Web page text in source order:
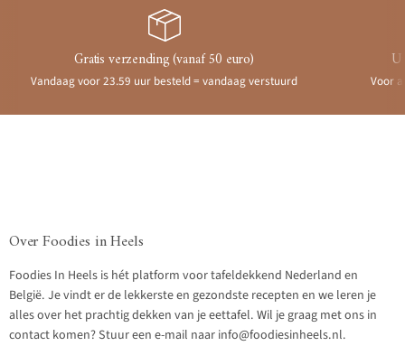
Gratis verzending (vanaf 50 euro)
Vandaag voor 23.59 uur besteld = vandaag verstuurd Voor
Over Foodies in Heels
Foodies In Heels is hét platform voor tafeldekkend Nederland en
België. Je vindt er de lekkerste en gezondste recepten en we leren je
alles over het prachtig dekken van je eettafel. Wil je graag met ons in
contact komen? Stuur een e-mail naar info@foodiesinheels.nl.